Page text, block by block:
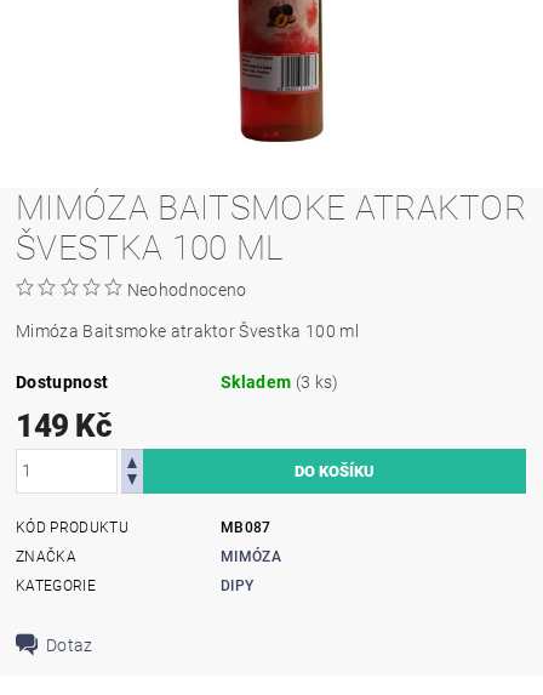
MIMÓZA BAITSMOKE ATRAKTOR
ŠVESTKA 100 ML
Neohodnoceno
Mimóza Baitsmoke atraktor Švestka 100 ml
Dostupnost Skladem (3 ks)
149 Kč
KÓD PRODUKTU
MB087
ZNAČKA
MIMÓZA
KATEGORIE
DIPY
Dotaz